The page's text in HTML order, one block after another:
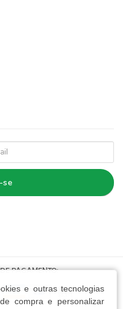
e outras tecnologias
compra e personalizar
se
PAGAMENTO: